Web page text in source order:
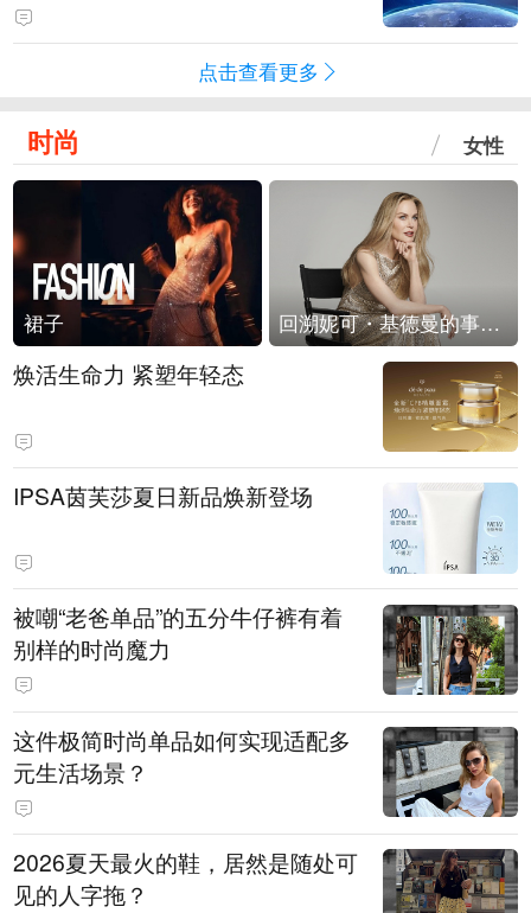
点击查看更多
时尚 女性
裙子 回溯妮可・基德曼的事业轨迹
焕活生命力 紧塑年轻态
IPSA茵芙莎夏日新品焕新登场
被嘲“老爸单品”的五分牛仔裤有着
别样的时尚魔力
这件极简时尚单品如何实现适配多
元生活场景？
2026夏天最火的鞋，居然是随处可
见的人字拖？